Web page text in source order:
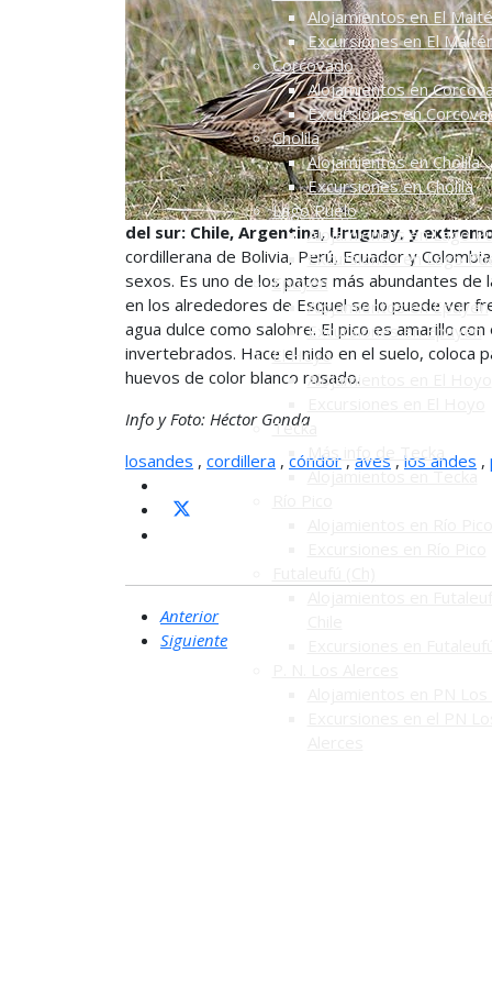
Alojamientos en El
Excursiones en El
Corcovado
Alojamientos en
Excursiones en
Cholila
Alojamientos en Cholila
Excursiones en Cholila
Lago Puelo
Alojamientos en Lago
Excursiones en Lago
Epuyén
Alojamientos en Epuyén
Excursiones en Epuyén
El Hoyo
Alojamientos en El Hoyo
Tecka
Más info de Tecka
Alojamientos en Tecka
del sur: Chile, Argentina, Uruguay, y
cordillerana de Bolivia, Perú, Ecuador y
sexos. Es uno de los patos más abundantes de
en los alrededores de Esquel se lo puede ver
agua dulce como salobre. El pico es amarillo
invertebrados. Hace el nido en el suelo, coloca
huevos de color blanco rosado.
Info y Foto: Héctor Gonda
losandes , cordillera , cóndor , aves , los andes ,
Anterior
Siguiente